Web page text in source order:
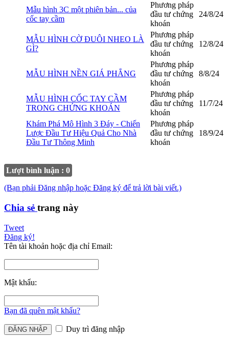
Mẫu hình 3C một phiên bản... của
cốc tay cầm
Phương pháp
đầu tư chứng
khoán
24/8/24
MẪU HÌNH CỜ ĐUÔI NHEO LÀ
GÌ?
Phương pháp
đầu tư chứng
khoán
12/8/24
MẪU HÌNH NỀN GIÁ PHẲNG
Phương pháp
đầu tư chứng
khoán
8/8/24
MẪU HÌNH CỐC TAY CẦM
TRONG CHỨNG KHOÁN
Phương pháp
đầu tư chứng
khoán
11/7/24
Khám Phá Mô Hình 3 Đáy - Chiến
Lược Đầu Tư Hiệu Quả Cho Nhà
Đầu Tư Thông Minh
Phương pháp
đầu tư chứng
khoán
18/9/24
Lượt bình luận : 0
(Bạn phải Đăng nhập hoặc Đăng ký để trả lời bài viết.)
Chia sẻ trang này
Tweet
Đăng ký!
Tên tài khoản hoặc địa chỉ Email:
Mật khẩu:
Bạn đã quên mật khẩu?
Duy trì đăng nhập